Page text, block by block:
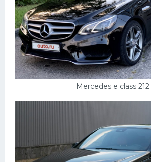
Mercedes e class 212